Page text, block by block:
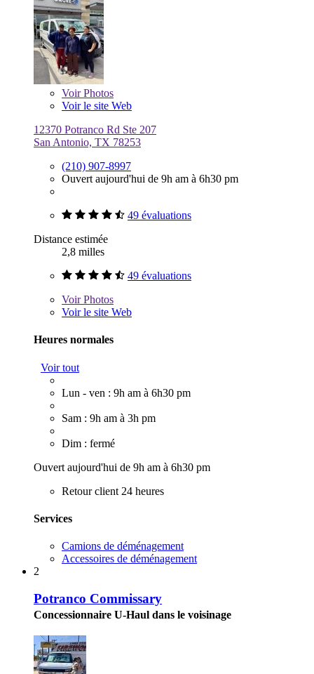
VoirPhotos
Voir le site Web
12370 Potranco Rd Ste 207
San Antonio, TX 78253
(210) 907-8997
Ouvert aujourd'hui de 9h am à 6h30 pm
49 évaluations
Distance estimée
2,8 milles
49 évaluations
VoirPhotos
Voir le site Web
Heures normales
Voir tout
Lun - ven : 9h am à 6h30 pm
Sam : 9h am à 3h pm
Dim : fermé
Ouvert aujourd'hui de 9h am à 6h30 pm
Retour client 24 heures
Services
Camions de déménagement
Accessoires de déménagement
2
Potranco Commissary
Concessionnaire U-Haul dans le voisinage